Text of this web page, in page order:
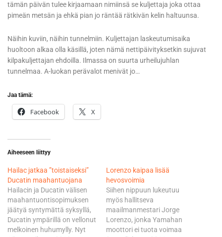
tämän päivän tulee kirjaamaan nimiinsä se kuljettaja joka ottaa
pimeän metsän ja ehkä pian jo räntää rätkivän kelin haltuunsa.
Näihin kuviin, näihin tunnelmiin. Kuljettajan laskeutumisaika
huoltoon alkaa olla käsillä, joten nämä nettipäivityksetkin sujuvat
kilpakuljettajan ehdoilla. Ilmassa on suurta urheilujuhlan
tunnelmaa. A-luokan perävalot menivät jo…
Jaa tämä:
Facebook X
Aiheeseen liittyy
Hailac jatkaa ”toistaiseksi”
Ducatin maahantuojana
Hailacin ja Ducatin välisen
maahantuontisopimuksen
jäätyä syntymättä syksyllä,
Ducatin ympärillä on vellonut
melkoinen huhumylly. Nyt
Lorenzo kaipaa lisää
hevosvoimia
Siihen nippuun lukeutuu
myös hallitseva
maailmanmestari Jorge
Lorenzo, jonka Yamahan
moottori ei tuota voimaa